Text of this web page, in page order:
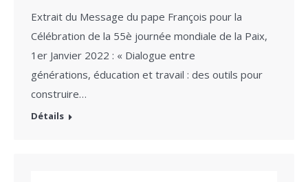
Extrait du Message du pape François pour la
Célébration de la 55è journée mondiale de la Paix,
1er Janvier 2022 : « Dialogue entre
générations, éducation et travail : des outils pour
construire…
Détails